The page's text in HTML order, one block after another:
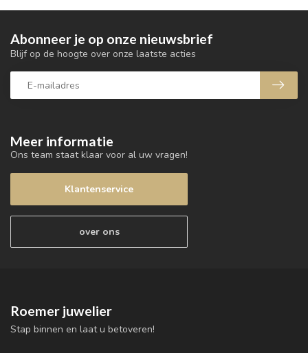
Meer informatie
Ons team staat klaar voor al uw vragen!
Klantenservice
over ons
Abonneer je op onze nieuwsbrief
Blijf op de hoogte over onze laatste acties
Roemer juwelier
Stap binnen en laat u betoveren!